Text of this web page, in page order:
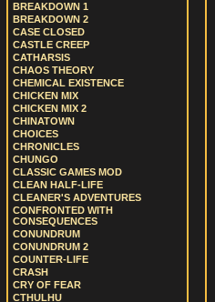
BREAKDOWN 1
BREAKDOWN 2
CASE CLOSED
CASTLE CREEP
CATHARSIS
CHAOS THEORY
CHEMICAL EXISTENCE
CHICKEN MIX
CHICKEN MIX 2
CHINATOWN
CHOICES
CHRONICLES
CHUNGO
CLASSIC GAMES MOD
CLEAN HALF-LIFE
CLEANER'S ADVENTURES
CONFRONTED WITH
CONSEQUENCES
CONUNDRUM
CONUNDRUM 2
COUNTER-LIFE
CRASH
CRY OF FEAR
CTHULHU